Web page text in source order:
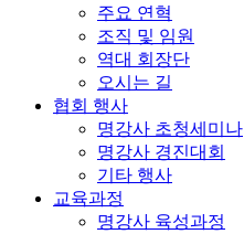
주요 연혁
조직 및 임원
역대 회장단
오시는 길
협회 행사
명강사 초청세미나
명강사 경진대회
기타 행사
교육과정
명강사 육성과정